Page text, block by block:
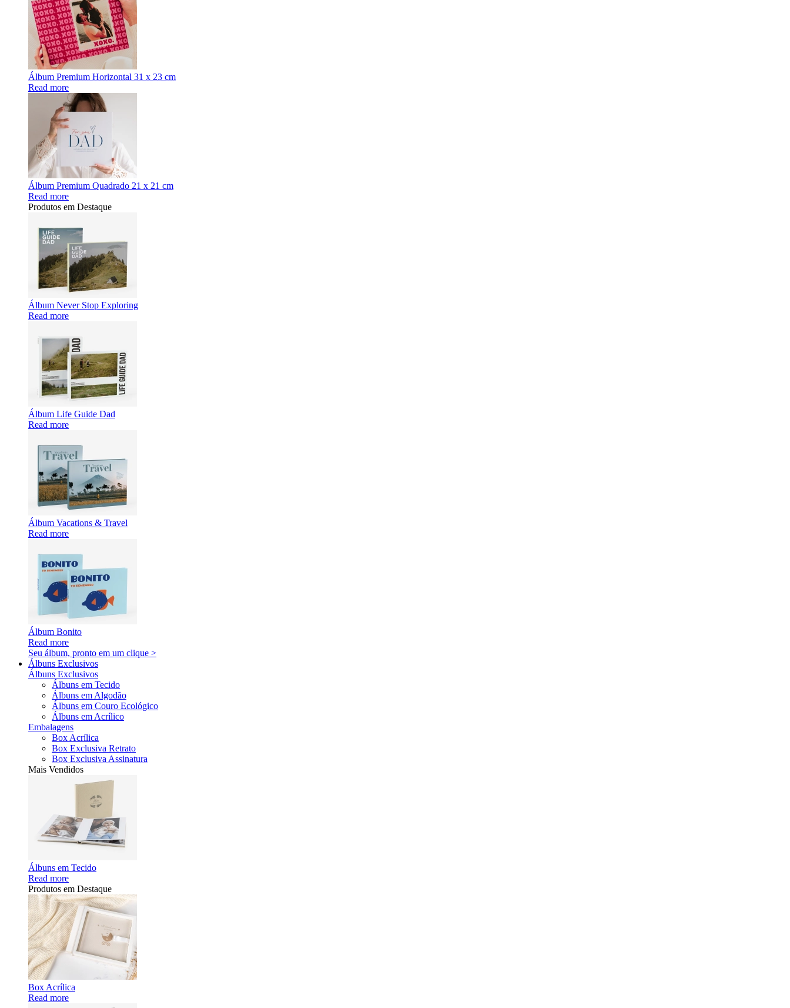
Álbum Premium Horizontal 31 x 23 cm
Read more
Álbum Premium Quadrado 21 x 21 cm
Read more
Produtos em Destaque
Álbum Never Stop Exploring
Read more
Álbum Life Guide Dad
Read more
Álbum Vacations & Travel
Read more
Álbum Bonito
Read more
Seu álbum, pronto em um clique >
Álbuns Exclusivos
Álbuns Exclusivos
Álbuns em Tecido
Álbuns em Algodão
Álbuns em Couro Ecológico
Álbuns em Acrílico
Embalagens
Box Acrílica
Box Exclusiva Retrato
Box Exclusiva Assinatura
Mais Vendidos
Álbuns em Tecido
Read more
Produtos em Destaque
Box Acrílica
Read more